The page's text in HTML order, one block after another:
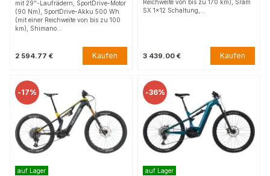
mit 29"-Laufrädern, SportDrive-Motor
(90 Nm), SportDrive-Akku 500 Wh
(mit einer Reichweite von bis zu 100
km), Shimano…
2 594.77 € Kaufen
Reichweite von bis zu 170 km), Sram
SX 1x12 Schaltung,…
3 439.00 € Kaufen
-17%
auf Lager
-36%
auf Lager